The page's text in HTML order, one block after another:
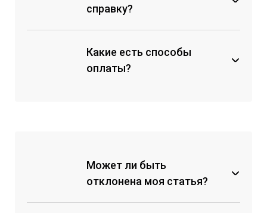
справку?
Какие есть способы
оплаты?
с помощью перевода на карту
Сбербанка;
Может ли быть
отклонена моя статья?